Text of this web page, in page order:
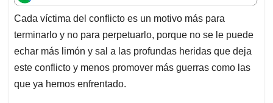
t
s
A
p
p
e
b
o
o
k
k
e
d
I
n
i
l
e
a
d
s
Cada víctima del conflicto es un motivo más para
terminarlo y no para perpetuarlo, porque no se le puede
echar más limón y sal a las profundas heridas que deja
este conflicto y menos promover más guerras como las
que ya hemos enfrentado.